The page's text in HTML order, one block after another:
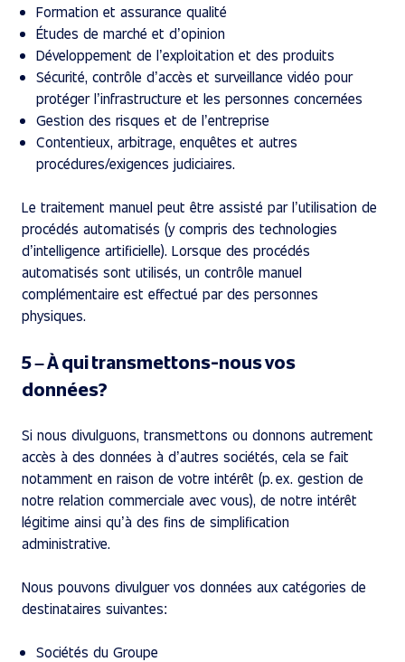
Formation et assurance qualité
Études de marché et d’opinion
Développement de l’exploitation et des produits
Sécurité, contrôle d’accès et surveillance vidéo pour
protéger l’infrastructure et les personnes concernées
Gestion des risques et de l’entreprise
Contentieux, arbitrage, enquêtes et autres
procédures/exigences judiciaires.
Le traitement manuel peut être assisté par l’utilisation de
procédés automatisés (y compris des technologies
d’intelligence artificielle). Lorsque des procédés
automatisés sont utilisés, un contrôle manuel
complémentaire est effectué par des personnes
physiques.
5 – À qui transmettons-nous vos
données?
Si nous divulguons, transmettons ou donnons autrement
accès à des données à d’autres sociétés, cela se fait
notamment en raison de votre intérêt (p. ex. gestion de
notre relation commerciale avec vous), de notre intérêt
légitime ainsi qu’à des fins de simplification
administrative.
Nous pouvons divulguer vos données aux catégories de
destinataires suivantes:
Sociétés du Groupe